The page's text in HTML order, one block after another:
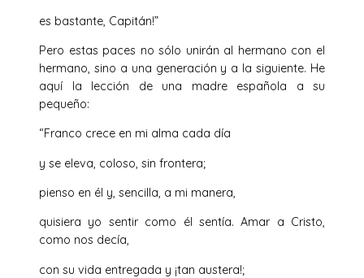
es bastante, Capitán!”
Pero estas paces no sólo unirán al hermano con el
hermano, sino a una generación y a la siguiente. He
aquí la lección de una madre española a su
pequeño:
“Franco crece en mi alma cada día
y se eleva, coloso, sin frontera;
pienso en él y, sencilla, a mi manera,
quisiera yo sentir como él sentía. Amar a Cristo,
como nos decía,
con su vida entregada y ¡tan austera!;